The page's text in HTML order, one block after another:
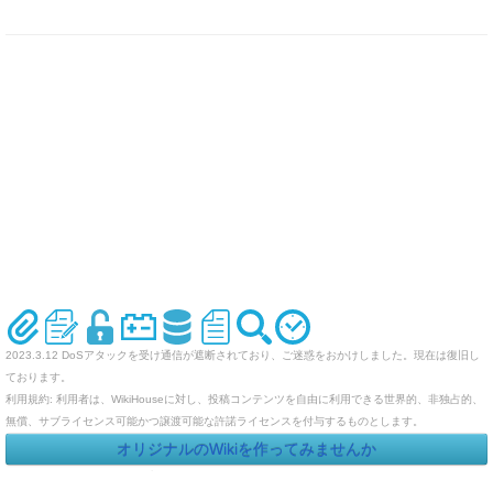
2023.3.12 DoSアタックを受け通信が遮断されており、ご迷惑をおかけしました。現在は復旧し
ております。
利用規約: 利用者は、WikiHouseに対し、投稿コンテンツを自由に利用できる世界的、非独占的、
無償、サブライセンス可能かつ譲渡可能な許諾ライセンスを付与するものとします。
オリジナルのWikiを作ってみませんか